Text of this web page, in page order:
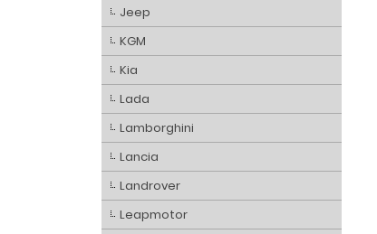
Jeep
KGM
Kia
Lada
Lamborghini
Lancia
Landrover
Leapmotor